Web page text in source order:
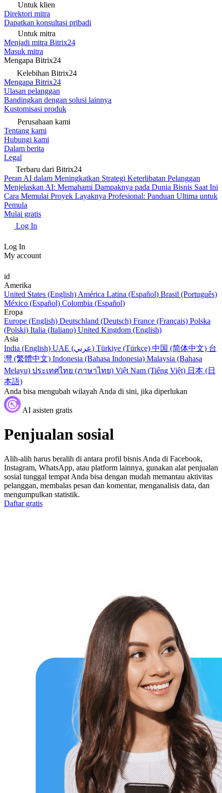
Untuk klien
Direktori mitra
Dapatkan konsultasi pribadi
Untuk mitra
Menjadi mitra Bitrix24
Masuk mitra
Mengapa Bitrix24
Kelebihan Bitrix24
Mengapa Bitrix24
Ulasan pelanggan
Bandingkan dengan solusi lainnya
Kustomisasi produk
Perusahaan kami
Tentang kami
Hubungi kami
Dalam berita
Legal
Terbaru dari Bitrix24
Peran AI dalam Meningkatkan Strategi Keterlibatan Pelanggan
Menjelaskan AI: Memahami Dampaknya pada Dunia Bisnis Saat Ini
Cara Memulai Proyek Layaknya Profesional: Panduan Ultima untuk
Pemula
Mulai gratis
Log In
Log In
My account
id
Amerika
United States (English) América Latina (Español) Brasil (Português)
México (Español) Colombia (Español)
Eropa
Europe (English) Deutschland (Deutsch) France (Français) Polska
(Polski) Italia (Italiano) United Kingdom (English)
Asia
India (English)
UAE (عربي) Türkiye (Türkçe) 中国 (简体中文) 台
灣 (繁體中文) Indonesia (Bahasa Indonesia) Malaysia (Bahasa
Melayu) ประเทศไทย (ภาษาไทย) Việt Nam (Tiếng Việt) 日本 (日
本語)
Anda bisa mengubah wilayah Anda di sini, jika diperlukan
AI asisten gratis
Penjualan sosial
Alih-alih harus beralih di antara profil bisnis Anda di Facebook,
Instagram, WhatsApp, atau platform lainnya, gunakan alat penjualan
sosial tunggal tempat Anda bisa dengan mudah memantau aktivitas
pelanggan, membalas pesan dan komentar, menganalisis data, dan
mengumpulkan statistik.
Daftar gratis